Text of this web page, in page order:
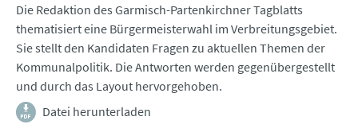
Die Redaktion des Garmisch-Partenkirchner Tagblatts
thematisiert eine Bürgermeisterwahl im Verbreitungsgebiet.
Sie stellt den Kandidaten Fragen zu aktuellen Themen der
Kommunalpolitik. Die Antworten werden gegenübergestellt
und durch das Layout hervorgehoben.
Datei herunterladen